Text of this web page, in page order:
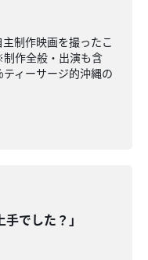
制作映画を撮ったこ
作全般・出演も含
ィーサージ的沖縄の
手でした？」